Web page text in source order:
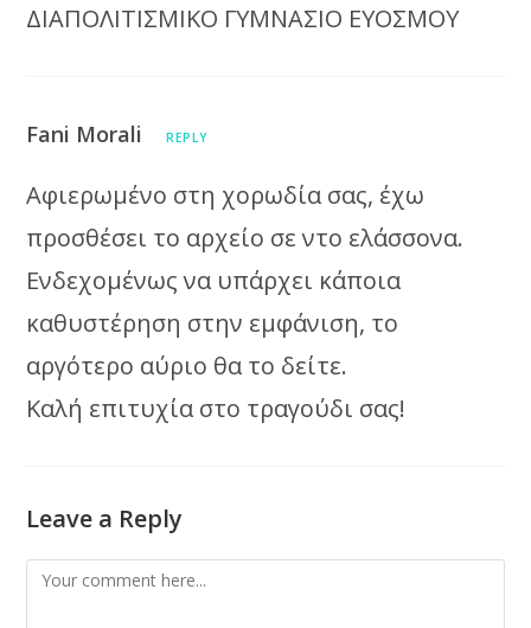
ΔΙΑΠΟΛΙΤΙΣΜΙΚΟ ΓΥΜΝΑΣΙΟ ΕΥΟΣΜΟΥ
Fani Morali REPLY
Αφιερωμένο στη χορωδία σας, έχω
προσθέσει το αρχείο σε ντο ελάσσονα.
Ενδεχομένως να υπάρχει κάποια
καθυστέρηση στην εμφάνιση, το
αργότερο αύριο θα το δείτε.
Καλή επιτυχία στο τραγούδι σας!
Leave a Reply
Comment